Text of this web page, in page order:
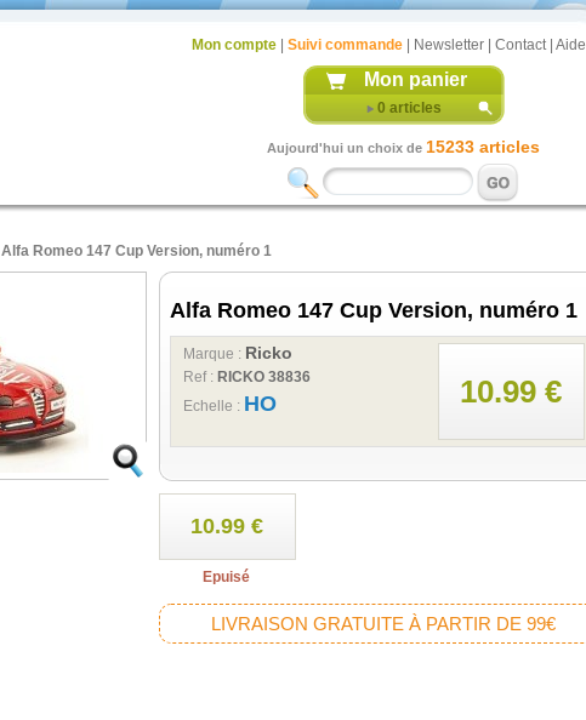
Mon compte| Suivi commande| Newsletter| Contact| Aide
Mon panier
0 articles
Aujourd'hui un choix de 15233 articles
Alfa Romeo 147 Cup Version, numéro 1
Alfa Romeo 147 Cup Version, numéro 1
Marque : Ricko
Ref : RICKO 38836
Echelle : HO 10.99 €
10.99 €
Epuisé
LIVRAISON GRATUITE À PARTIR DE 99€